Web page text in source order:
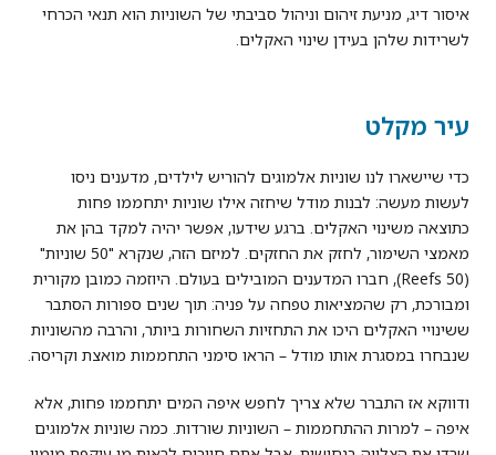
איסור דיג, מניעת זיהום וניהול סביבתי של השוניות הוא תנאי הכרחי
לשרידות שלהן בעידן שינוי האקלים.
עיר מקלט
כדי שיישארו לנו שוניות אלמוגים להוריש לילדים, מדענים ניסו
לעשות מעשה: לבנות מודל שיחזה אילו שוניות יתחממו פחות
כתוצאה משינוי האקלים. ברגע שידעו, אפשר יהיה למקד בהן את
מאמצי השימור, לחזק את החזקים. למיזם הזה, שנקרא "50 שוניות"
(50 Reefs), חברו המדענים המובילים בעולם. היוזמה כמובן מקורית
ומבורכת, רק שהמציאות טפחה על פניה: תוך שנים ספורות הסתבר
ששינויי האקלים היכו את התחזיות השחורות ביותר, והרבה מהשוניות
שנבחרו במסגרת אותו מודל – הראו סימני התחממות מואצת וקריסה.
ודווקא אז התברר שלא צריך לחפש איפה המים יתחממו פחות, אלא
איפה – למרות ההתחממות – השוניות שורדות. כמה שוניות אלמוגים